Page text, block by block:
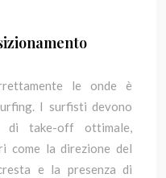
le onde è
I surfisti devono
di take-off ottimale,
come la direzione del
e la presenza di